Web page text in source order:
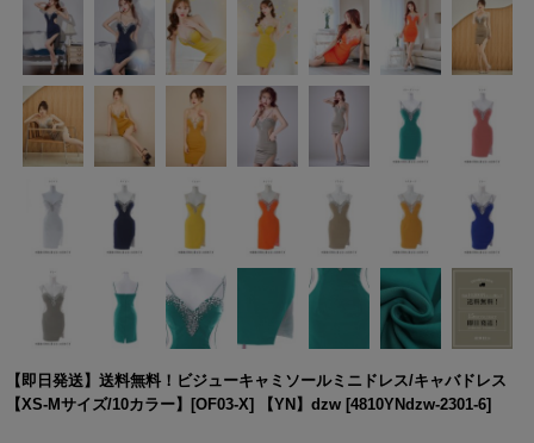
【即日発送】送料無料！ビジューキャミソールミニドレス/キャバドレス
【XS-Mサイズ/10カラー】[OF03-X] 【YN】dzw [4810YNdzw-2301-6]